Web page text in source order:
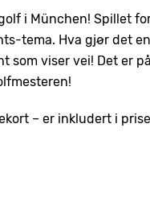
i München! Spillet
tema. Hva gjør det
som viser vei! Det er
– er inkludert i